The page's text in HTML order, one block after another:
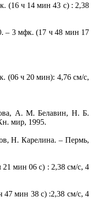
(16 ч 14 мин 43 с) : 2,38
– 3 мфк. (17 ч 48 мин 17
(06 ч 20 мин): 4,76 см/с,
А. М. Белавин, Н. Б.
мир, 1995.
Н. Карелина. – Пермь,
мин 06 с) : 2,38 см/с, 4
47 мин 38 с) :2,38 см/с, 4